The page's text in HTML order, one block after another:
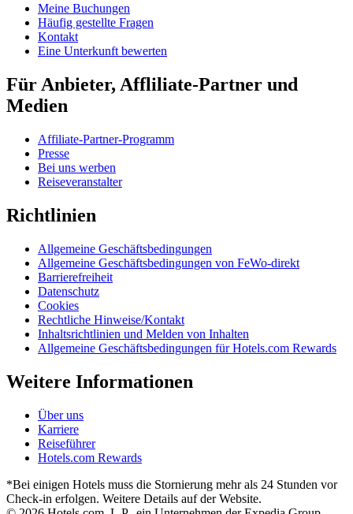
Meine Buchungen
Häufig gestellte Fragen
Kontakt
Eine Unterkunft bewerten
Für Anbieter, Affliliate-Partner und
Medien
Affiliate-Partner-Programm
Presse
Bei uns werben
Reiseveranstalter
Richtlinien
Allgemeine Geschäftsbedingungen
Allgemeine Geschäftsbedingungen von FeWo-direkt
Barrierefreiheit
Datenschutz
Cookies
Rechtliche Hinweise/Kontakt
Inhaltsrichtlinien und Melden von Inhalten
Allgemeine Geschäftsbedingungen für Hotels.com Rewards
Weitere Informationen
Über uns
Karriere
Reiseführer
Hotels.com Rewards
*Bei einigen Hotels muss die Stornierung mehr als 24 Stunden vor
Check-in erfolgen. Weitere Details auf der Website.